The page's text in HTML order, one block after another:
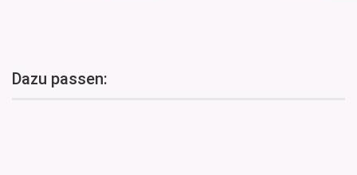
Dazu passen: